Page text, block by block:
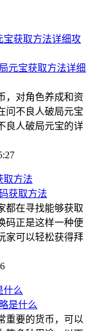
元宝获取方法详细
，对角色养成和资
问不良人破局元宝
良人破局元宝的详
获取方法
都在寻找能够获取
码正是这样一种便
家可以轻松获得拜
是什么
重要的货币，可以